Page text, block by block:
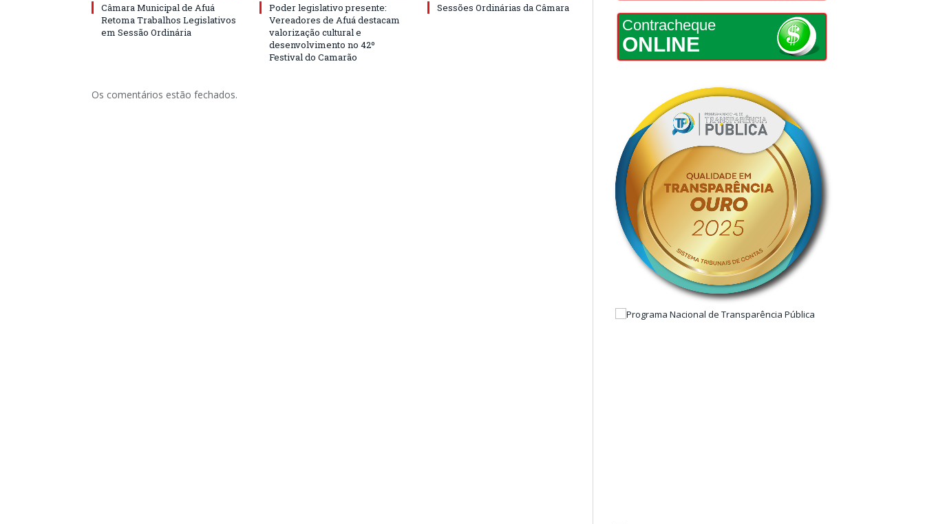
Câmara Municipal de Afuá
Retoma Trabalhos Legislativos
em Sessão Ordinária
Poder legislativo presente:
Vereadores de Afuá destacam
valorização cultural e
desenvolvimento no 42º
Festival do Camarão
Sessões Ordinárias da Câmara
Os comentários estão fechados.
Contracheque
ONLINE